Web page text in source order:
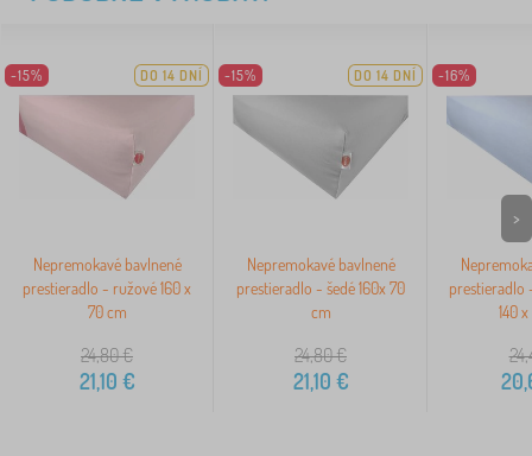
-15% DO 14 DNÍ
Nepremokavé bavlnené
prestieradlo - ružové 160 x
70 cm
24,80€
21,10 €
-15% DO 14 DNÍ
Nepremokavé bavlnené
prestieradlo - šedé 160x 70
cm
24,80€
21,10 €
-16%
prestieradlo
140
>